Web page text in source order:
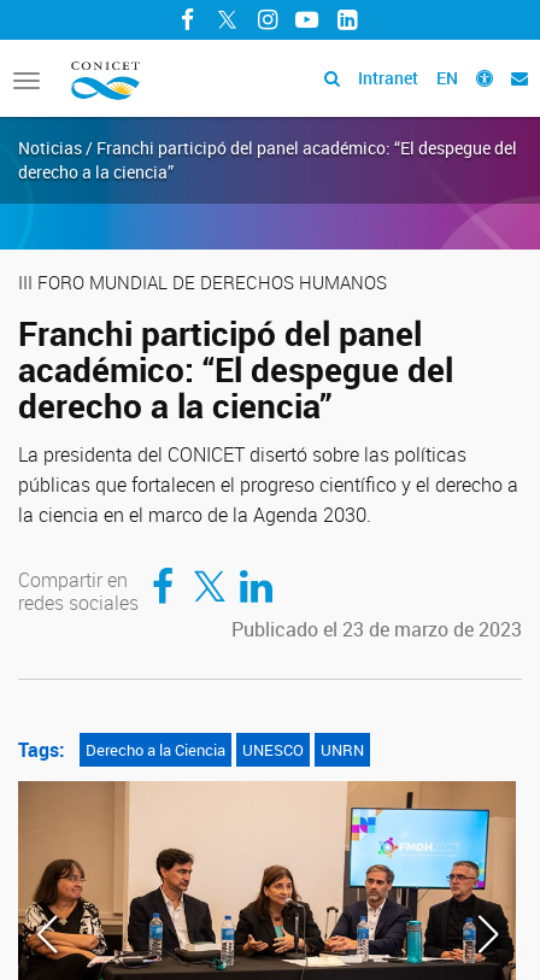
Facebook
TwitterInstagram
YouTubeLinkedIn
Toggle
navigation
Intranet EN
Noticias / Franchi participó del panel académico: “El despegue del
derecho a la ciencia”
III FORO MUNDIAL DE DERECHOS HUMANOS
Franchi participó del panel
académico: “El despegue del
derecho a la ciencia”
La presidenta del CONICET disertó sobre las políticas
públicas que fortalecen el progreso científico y el derecho a
la ciencia en el marco de la Agenda 2030.
Compartir en
redes sociales
Compartir en Facebook
Compartir en TwitterCompartir en LinkedIn
Publicado el 23 de marzo de 2023
Tags: Derecho a la Ciencia UNESCO UNRN